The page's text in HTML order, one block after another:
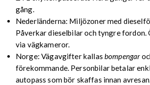
gång.
Nederländerna: Miljözoner med
Påverkar dieselbilar och tyngre fordon.
via vägkameror.
Norge: Vägavgifter kallasbompengar
förekommande. Personbilar betalar
autopass som bör skaffas innan